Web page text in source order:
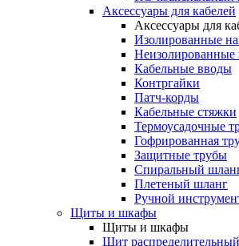
Аксессуары для кабелей
Аксессуары для
Изолированные
Неизолированные
Кабельные вводы
Контргайки
Патч-корды
Кабельные стяжки
Термоусадочные
Гофрированная
Защитные трубы
Спиральный
Плетеный шланг
Ручной
Щиты и шкафы
Щиты и шкафы
Щит